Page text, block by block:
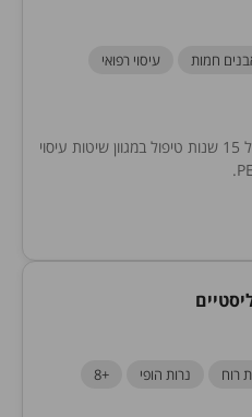
חמות
עיסוי רפואי
אני מעסה בכיר בעל ניסיון של מעל 15 שנות טיפול במגוון שיטות עיסוי
רוח נרות הופי +8